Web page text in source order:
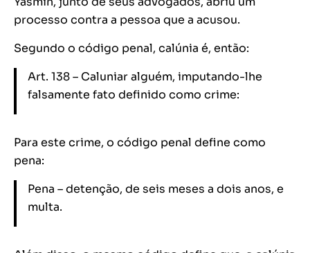
processo contra a pessoa que a acusou.
Segundo o código penal, calúnia é, então:
Art. 138 – Caluniar alguém, imputando-lhe
falsamente fato definido como crime:
Para este crime, o código penal define como
pena:
Pena – detenção, de seis meses a dois anos, e
multa.